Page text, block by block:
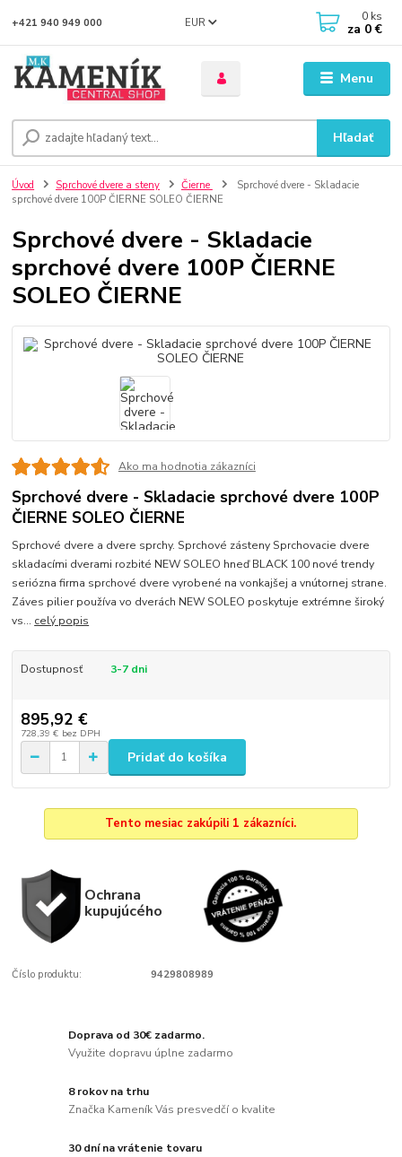
Menu
EUR
Hľadať
+421 940 949 000 0 ks
za 0 €
Úvod Sprchové dvere a steny Čierne
Sprchové dvere - Skladacie
sprchové dvere 100P ČIERNE SOLEO ČIERNE
Sprchové dvere - Skladacie
sprchové dvere 100P ČIERNE
SOLEO ČIERNE
Ako ma hodnotia zákazníci
Sprchové dvere - Skladacie sprchové dvere 100P
ČIERNE SOLEO ČIERNE
Sprchové dvere a dvere sprchy. Sprchové zásteny Sprchovacie dvere
skladacími dverami rozbité NEW SOLEO hneď BLACK 100 nové trendy
seriózna firma sprchové dvere vyrobené na vonkajšej a vnútornej strane.
Záves pilier používa vo dverách NEW SOLEO poskytuje extrémne široký
vs... celý popis
Dostupnosť 3-7 dni
895,92 €
728,39 € bez DPH
Pridať do košíka
Tento mesiac zakúpili 1 zákazníci.
Ochrana
kupujúcého
Číslo produktu: 9429808989
Doprava od 30€ zadarmo.
Využite dopravu úplne zadarmo
8 rokov na trhu
Značka Kameník Vás presvedčí o kvalite
30 dní na vrátenie tovaru